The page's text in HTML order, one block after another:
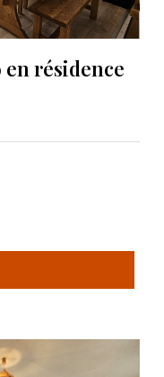
résidence